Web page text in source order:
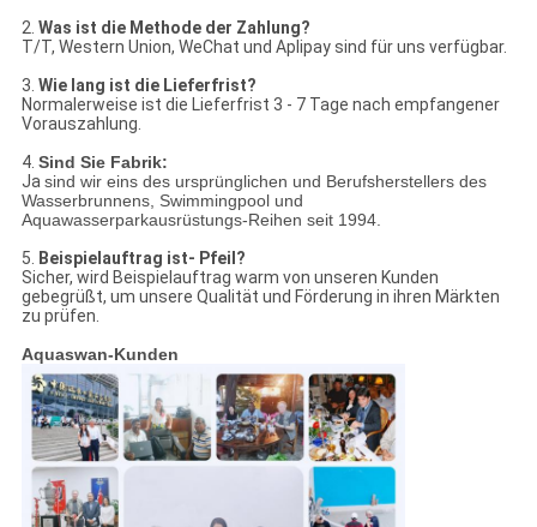
2. Was ist die Methode der Zahlung?
T/T, Western Union, WeChat und Aplipay sind für uns verfügbar.
3. Wie lang ist die Lieferfrist?
Normalerweise ist die Lieferfrist 3 - 7 Tage nach empfangener
Vorauszahlung.
4. Sind Sie Fabrik:
Ja sind wir eins des ursprünglichen und Berufsherstellers des
Wasserbrunnens, Swimmingpool und
Aquawasserparkausrüstungs-Reihen seit 1994.
5.
Beispielauftrag ist- Pfeil?
Sicher, wird Beispielauftrag warm von unseren Kunden
gebegrüßt, um unsere Qualität und Förderung in ihren Märkten
zu prüfen.
Aquaswan-Kunden